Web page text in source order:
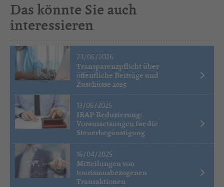
Das könnte Sie auch
interessieren
23/06/2026
Transparenzpflicht über
öffentliche Beiträge und
Zuschüsse 2025
13/06/2025
IRAP-Reduzierung:
Voraussetzungen für die
Steuerbegünstigung
16/04/2025
Mitteilungen von
tourismusbezogenen
Transaktionen